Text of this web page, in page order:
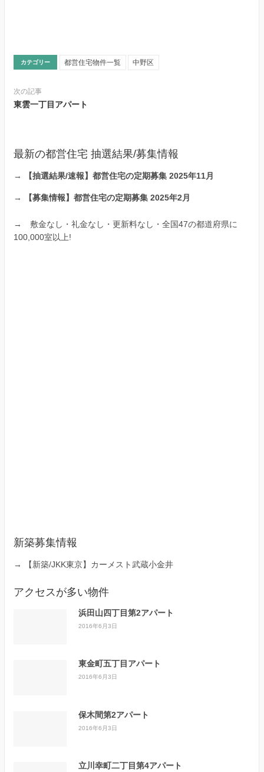
カテゴリー 都営住宅物件一覧 中野区
次の記事
東雲一丁目アパート
最新の都営住宅 抽選結果/募集情報
→ 【抽選結果/速報】都営住宅の定期募集 2025年11月
→ 【募集情報】都営住宅の定期募集 2025年2月
→ 敷金なし・礼金なし・更新料なし・全国47の都道府県に
100,000室以上!
新築募集情報
→ 【新築/JKK東京】カーメスト武蔵小金井
アクセスが多い物件
浜田山四丁目第2アパート
2016年6月3日
東金町五丁目アパート
2016年6月3日
保木間第2アパート
2016年6月3日
立川幸町二丁目第4アパート